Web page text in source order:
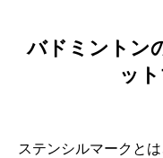
バドミントン
ッ
ステンシルマークと